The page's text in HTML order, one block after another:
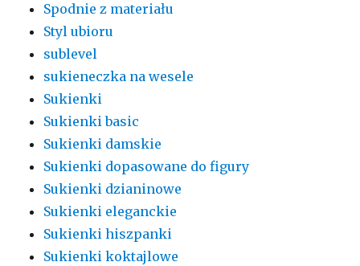
Spodnie z materiału
Styl ubioru
sublevel
sukieneczka na wesele
Sukienki
Sukienki basic
Sukienki damskie
Sukienki dopasowane do figury
Sukienki dzianinowe
Sukienki eleganckie
Sukienki hiszpanki
Sukienki koktajlowe